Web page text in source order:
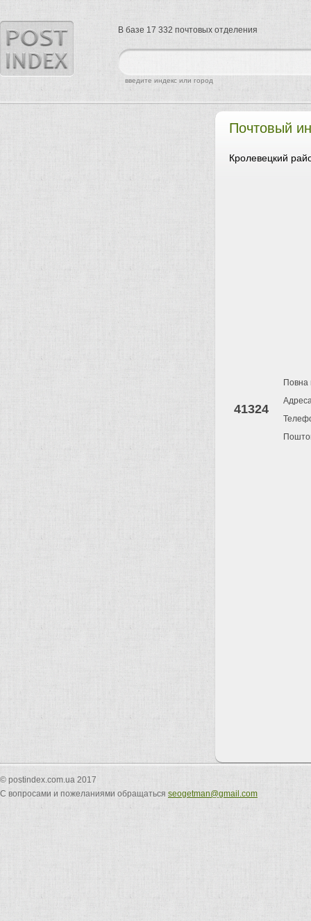
Почтовый
Кролевецкий
41324
Повна
найти
введите индекс или город
В базе 17 332 почтовых отделения
© postindex.com.ua 2017
С вопросами и пожеланиями обращаться seogetman@gmail.com